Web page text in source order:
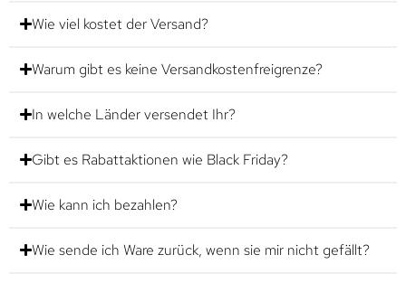
Wie viel kostet der Versand?
Warum gibt es keine Versandkostenfreigrenze?
In welche Länder versendet Ihr?
Gibt es Rabattaktionen wie Black Friday?
Wie kann ich bezahlen?
Wie sende ich Ware zurück, wenn sie mir nicht gefällt?